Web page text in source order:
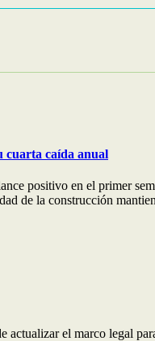
cuarta caída anual
positivo en el primer
de la construcción
actualizar el marco legal